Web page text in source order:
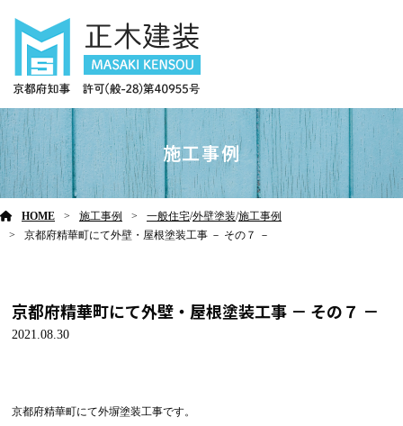
施工事例
HOME 施工事例 一般住宅/外壁塗装/施工事例
京都府精華町にて外壁・屋根塗装工事 － その７ －
京都府精華町にて外壁・屋根塗装工事 － その７ －
2021.08.30
京都府精華町にて外塀塗装工事です。